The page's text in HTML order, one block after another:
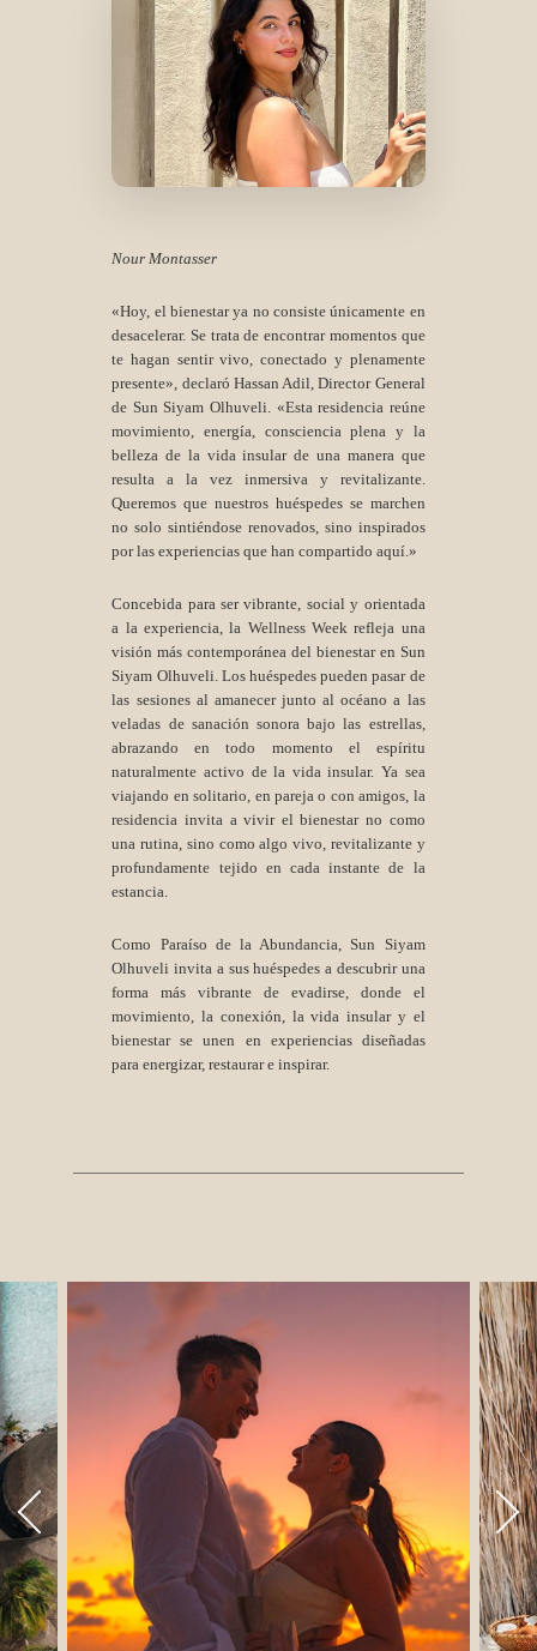
Nour Montasser
«Hoy, el bienestar ya no consiste únicamente en
desacelerar. Se trata de encontrar momentos que
te hagan sentir vivo, conectado y plenamente
presente», declaró Hassan Adil, Director General
de Sun Siyam Olhuveli. «Esta residencia reúne
movimiento, energía, consciencia plena y la
belleza de la vida insular de una manera que
resulta a la vez inmersiva y revitalizante.
Queremos que nuestros huéspedes se marchen
no solo sintiéndose renovados, sino inspirados
por las experiencias que han compartido aquí.»
Concebida para ser vibrante, social y orientada
a la experiencia, la Wellness Week refleja una
visión más contemporánea del bienestar en Sun
Siyam Olhuveli. Los huéspedes pueden pasar de
las sesiones al amanecer junto al océano a las
veladas de sanación sonora bajo las estrellas,
abrazando en todo momento el espíritu
naturalmente activo de la vida insular. Ya sea
viajando en solitario, en pareja o con amigos, la
residencia invita a vivir el bienestar no como
una rutina, sino como algo vivo, revitalizante y
profundamente tejido en cada instante de la
estancia.
Como Paraíso de la Abundancia, Sun Siyam
Olhuveli invita a sus huéspedes a descubrir una
forma más vibrante de evadirse, donde el
movimiento, la conexión, la vida insular y el
bienestar se unen en experiencias diseñadas
para energizar, restaurar e inspirar.